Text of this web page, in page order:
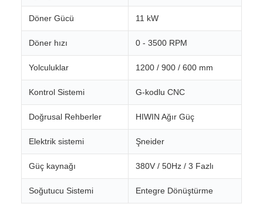
Döner Gücü 11 kW
Döner hızı 0 - 3500 RPM
Yolculuklar 1200 / 900 / 600 mm
Kontrol Sistemi G-kodlu CNC
Doğrusal Rehberler HIWIN Ağır Güç
Elektrik sistemi Şneider
Güç kaynağı 380V / 50Hz / 3 Fazlı
Soğutucu Sistemi Entegre Dönüştürme